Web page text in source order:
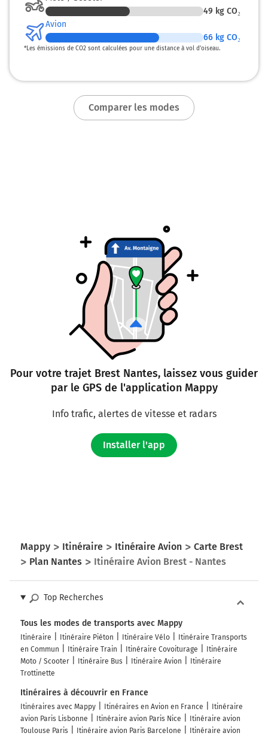
49 kg CO₂
Avion
66 kg CO₂
*Les émissions de CO2 sont calculées pour une distance à vol d’oiseau.
Comparer les modes
Pour votre trajet Brest Nantes, laissez vous guider
par le GPS de l'application Mappy
Info trafic, alertes de vitesse et radars
Installer l'app
Mappy Itinéraire Itinéraire Avion
Carte Brest
Plan Nantes
Itinéraire Avion Brest - Nantes
Top Recherches
Tous les modes de transports avec Mappy
Itinéraire Itinéraire Piéton Itinéraire Vélo
Itinéraire Transports
en Commun
Itinéraire Train Itinéraire Covoiturage
Itinéraire
Moto / Scooter
Itinéraire Bus Itinéraire Avion
Itinéraire
Trottinette
Itinéraires à découvrir en France
Itinéraires avec Mappy Itinéraires en Avion en France
Itinéraire
avion Paris Lisbonne
Itinéraire avion Paris Nice
Itinéraire avion
Toulouse Paris
Itinéraire avion Paris Barcelone
Itinéraire avion